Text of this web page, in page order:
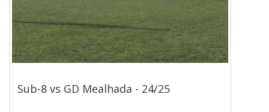
Sub-8 vs GD Mealhada - 24/25